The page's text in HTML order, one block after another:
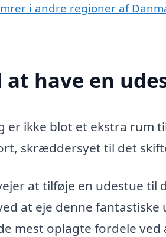
i andre regioner af
at have en
er ikke blot et ekstra rum
skræddersyet til det
at tilføje en udestue til
at eje denne
mest oplagte fordele